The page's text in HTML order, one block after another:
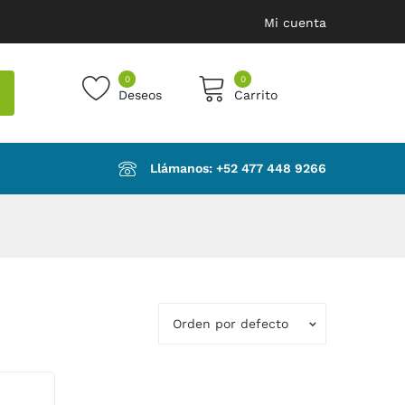
Mi cuenta
0
Deseos
0
Carrito
products in the cart.
Llámanos: ‪+52 477 448 9266‬
Orden por defecto